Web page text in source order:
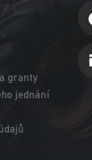
granty
jednání